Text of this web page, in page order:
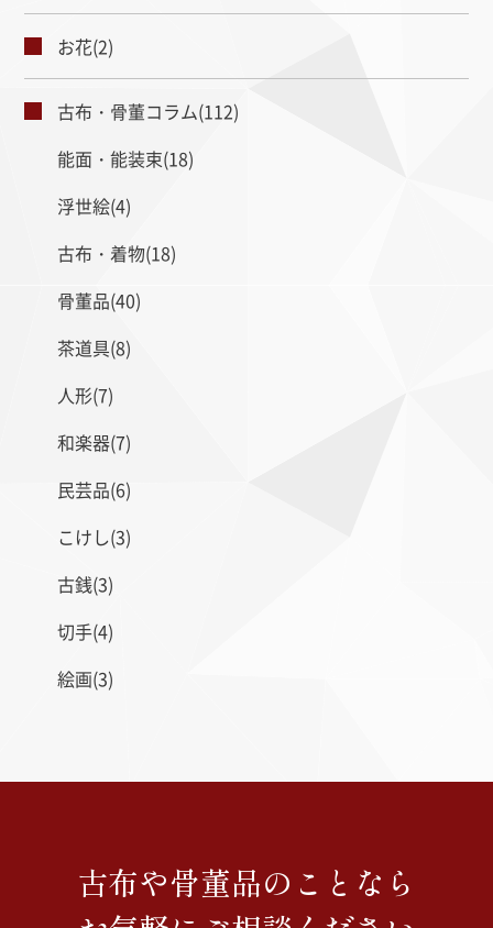
お花(2)
古布・骨董コラム(112)
能面・能装束(18)
浮世絵(4)
古布・着物(18)
骨董品(40)
茶道具(8)
人形(7)
和楽器(7)
民芸品(6)
こけし(3)
古銭(3)
切手(4)
絵画(3)
古布や骨董品のことなら